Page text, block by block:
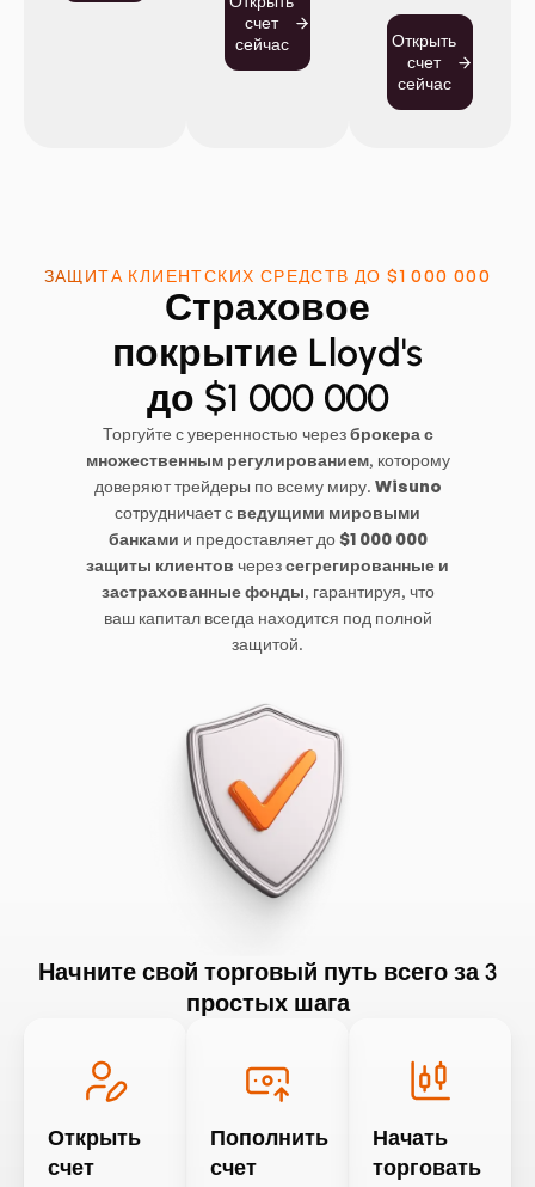
счет
сейчас
Открыть
счет
сейчас
ЗАЩИТА КЛИЕНТСКИХ СРЕДСТВ ДО $1 000 000
Страховое
покрытие Lloyd's
до $1 000 000
Торгуйте с уверенностью черезброкера с
множественным регулированием, которому
доверяют трейдеры по всему миру. Wisuno
сотрудничает с ведущими мировыми
банками и предоставляет до$1 000 000
защиты клиентов черезсегрегированные и
застрахованные фонды, гарантируя, что
ваш капитал всегда находится под полной
защитой.
Начните свой торговый путь всего за 3
простых шага
Открыть
счет
Пополнить
счет
Начать
торговать